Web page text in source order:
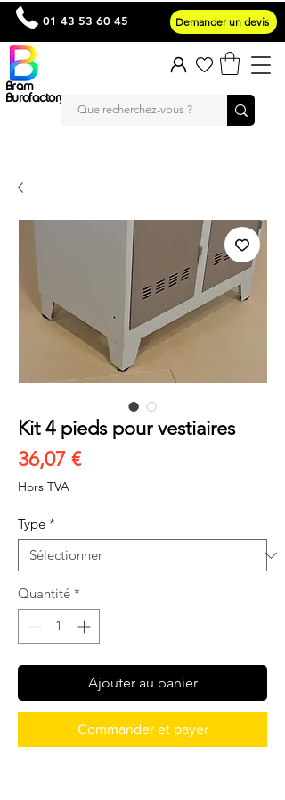
Bram
Burofactory
01 43 53 60 45 Demander un devis
Kit 4 pieds pour vestiaires
36,07 €Prix
Hors TVA
Type *
Quantité *
Ajouter au panier
Commander et payer